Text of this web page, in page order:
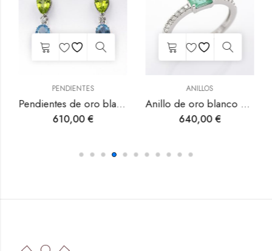
PENDIENTES
Pendientes de oro blanco con topacio, peridoto y diamante.
610,00€
ANILLOS
Anillo de oro blanco con esmeralda y diamantes.
640,00€